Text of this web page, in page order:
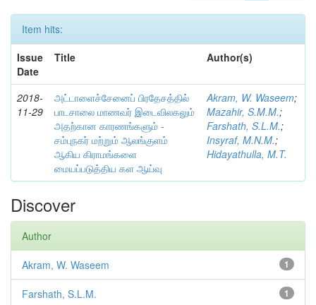
Item hits:
Issue
Date
Title Author(s)
2018-
11-29
அட்டாளைச்சேனைப் பிரதேசத்தில்
பாடசாலை மாணவர் இடைவிலகலும்
அதற்கான காரணங்களும் -
சம்புநகர் மற்றும் ஆலங்குளம்
ஆகிய கிராமங்களை
மையப்படுத்திய கள ஆய்வு
Akram, W. Waseem;
Mazahir, S.M.M.;
Farshath, S.L.M.;
Insyraf, M.N.M.;
Hidayathulla, M.T.
Discover
Author
1
Akram, W. Waseem
1
Farshath, S.L.M.